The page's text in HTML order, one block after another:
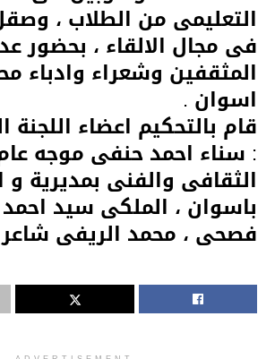
التعليمى من الطلاب ،
فى مجال الالقاء ، بحضور
المثقفين وشعراء وادباء
اسوان .
قام بالتحكيم اعضاء
: سناء احمد حنفى موجه
الثقافى والفنى بمديرية و
باسوان ، الملكى سيد
فصحى ، محمد الريفى شاعر